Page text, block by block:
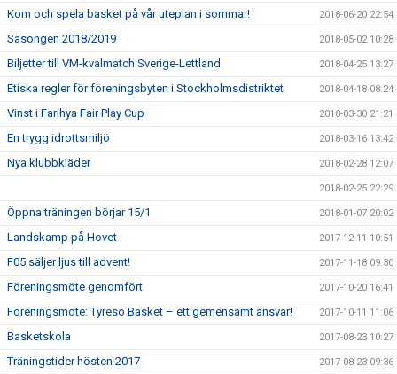
Kom och spela basket på vår uteplan i sommar! 2018-06-20 22:54
Säsongen 2018/2019 2018-05-02 10:28
Biljetter till VM-kvalmatch Sverige-Lettland 2018-04-25 13:27
Etiska regler för föreningsbyten i Stockholmsdistriktet 2018-04-18 08:24
Vinst i Farihya Fair Play Cup 2018-03-30 21:21
En trygg idrottsmiljö 2018-03-16 13:42
Nya klubbkläder 2018-02-28 12:07
2018-02-25 22:29
Öppna träningen börjar 15/1 2018-01-07 20:02
Landskamp på Hovet 2017-12-11 10:51
F05 säljer ljus till advent! 2017-11-18 09:30
Föreningsmöte genomfört 2017-10-20 16:41
Föreningsmöte: Tyresö Basket – ett gemensamt ansvar! 2017-10-11 11:06
Basketskola 2017-08-23 10:27
Träningstider hösten 2017 2017-08-23 09:36